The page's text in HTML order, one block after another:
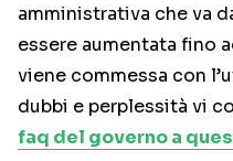
amministrativa che va
essere aumentata fino
viene commessa con
dubbi e perplessità vi
faq del governo a